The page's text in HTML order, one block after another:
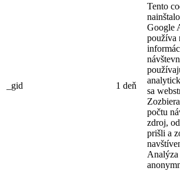
_gid 1 deň
Tento
Google
používa
sa
počtu
zdroj,
prišli a
Analýza